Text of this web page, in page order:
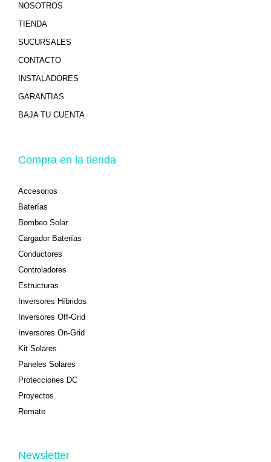
NOSOTROS
TIENDA
SUCURSALES
CONTACTO
INSTALADORES
GARANTIAS
BAJA TU CUENTA
Compra en la tienda
Accesorios
Baterías
Bombeo Solar
Cargador Baterías
Conductores
Controladores
Estructuras
Inversores Híbridos
Inversores Off-Grid
Inversores On-Grid
Kit Solares
Paneles Solares
Protecciones DC
Proyectos
Remate
Newsletter